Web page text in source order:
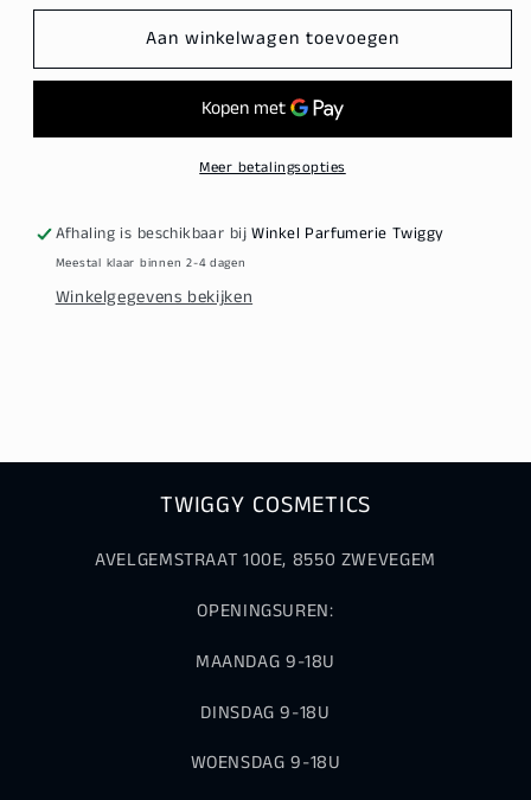
Strong
Ahead
Strong
Days
Ahead
Aan winkelwagen toevoegen
Meer betalingsopties
Afhaling is beschikbaar bijWinkel Parfumerie Twiggy
Meestal klaar binnen 2-4 dagen
Winkelgegevens bekijken
TWIGGY COSMETICS
AVELGEMSTRAAT 100E, 8550 ZWEVEGEM
OPENINGSUREN:
MAANDAG 9-18U
DINSDAG 9-18U
WOENSDAG 9-18U